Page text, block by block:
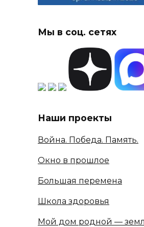
Мы в соц. сетях
Наши проекты
Война. Победа. Память.
Окно в прошлое
Большая перемена
Школа здоровья
Мой дом родной —